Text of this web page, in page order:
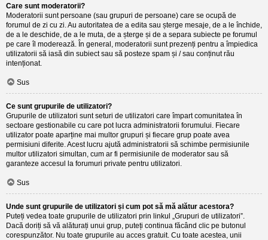
Care sunt moderatorii?
Moderatorii sunt persoane (sau grupuri de persoane) care se ocupă de
forumul de zi cu zi. Au autoritatea de a edita sau șterge mesaje, de a le închide,
de a le deschide, de a le muta, de a șterge și de a separa subiecte pe forumul
pe care îl moderează. În general, moderatorii sunt prezenți pentru a împiedica
utilizatorii să iasă din subiect sau să posteze spam și / sau conținut rău
intenționat.
Sus
Ce sunt grupurile de utilizatori?
Grupurile de utilizatori sunt seturi de utilizatori care împart comunitatea în
sectoare gestionabile cu care pot lucra administratorii forumului. Fiecare
utilizator poate aparține mai multor grupuri și fiecare grup poate avea
permisiuni diferite. Acest lucru ajută administratorii să schimbe permisiunile
multor utilizatori simultan, cum ar fi permisiunile de moderator sau să
garanteze accesul la forumuri private pentru utilizatori.
Sus
Unde sunt grupurile de utilizatori și cum pot să mă alătur acestora?
Puteți vedea toate grupurile de utilizatori prin linkul „Grupuri de utilizatori”.
Dacă doriți să vă alăturați unui grup, puteți continua făcând clic pe butonul
corespunzător. Nu toate grupurile au acces gratuit. Cu toate acestea, unii